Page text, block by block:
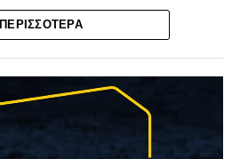
ΠΕΡΙΣΣΌΤΕΡΑ